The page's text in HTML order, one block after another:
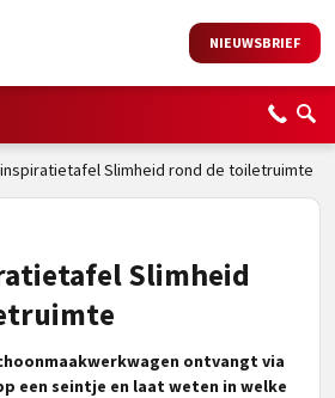
NIEUWSBRIEF
Slimheid rond de toiletruimte
Slimheid
ontvangt via
een seintje en laat weten in welke